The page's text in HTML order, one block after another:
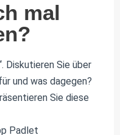
mal
Diskutieren Sie über
und was dagegen?
Sie diese
Padlet